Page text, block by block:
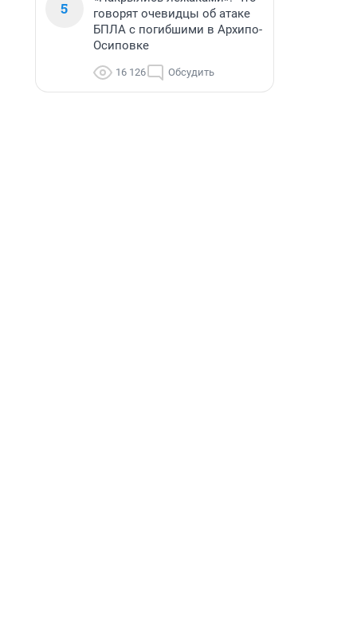
5
говорят очевидцы об атаке
БПЛА с погибшими в Архипо-
Осиповке
16 126 Обсудить